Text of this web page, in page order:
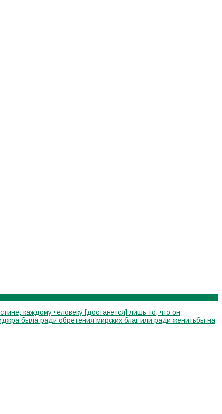
каждому человеку [достанется] лишь то, что он
была ради обретения мирских благ или ради женитьбы на